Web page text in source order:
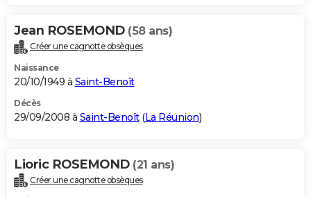
Jean ROSEMOND (58 ans)
Créer une cagnotte obsèques
Naissance
20/10/1949 à Saint-Benoît
Décès
29/09/2008 à Saint-Benoît(La Réunion)
Lioric ROSEMOND (21 ans)
Créer une cagnotte obsèques